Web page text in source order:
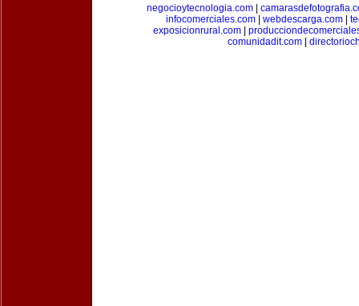
negocioytecnologia.com
infocomerciales.com| webdescarga.com|
exposicionrural.com
comunidadit.com|